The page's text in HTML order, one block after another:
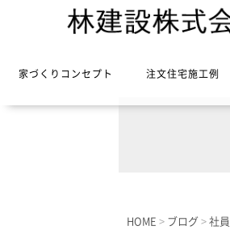
家づくりコンセプト 注文住宅施工例
HOME > ブログ > 社